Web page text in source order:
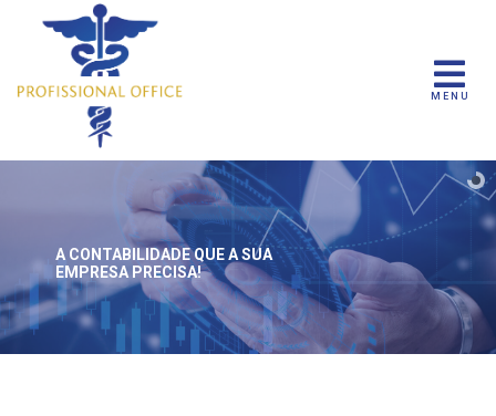
MENU
A CONTABILIDADE QUEA SUA
EMPRESA PRECISA!